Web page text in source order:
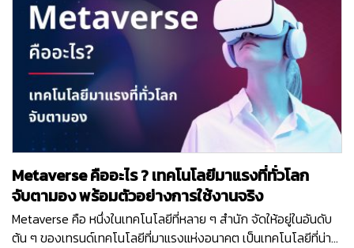
หลายแอพพลิเคชั่นที่นำ “AI” มาเป็นส่วนหนึ่งของเครื่องมือบน
แพลตฟอร์ม เช่น Adobe, Canva และ Notion เป็นต้น อีกทั้งแนว
โน้มของ AI ในอนาคต จะมีการปรับตัวเพื่อทำงานร่วมกับมนุษย์มาก
ขึ้น มีความแม่นยำมากขึ้น ประกอบกับการที่ข้อจำกัดในด้านฮาร์ดแวร์
ลดลง บวกกับเทคโนโลยีในปัจจุบันที่ทำให้การพัฒนา AI ทำได้ง่ายและ
รวดเร็วมากขึ้นนั้น จะทำให้ AI ยิ่งเป็นที่นิยมและเป็นเรื่องใกล้ตัวเรา
มากยิ่งขึ้น ดังนั้น การที่เรามารู้จัก AI คือ อะไร? และสามารถนำ AI
ไปปรับใช้งานในด้านใดได้บ้าง? ก็จะทำให้เราก้าวทันเทคโนโลยียุคใหม่
และถ้าหากใครที่เป็นเจ้าของธุรกิจ ก็สามารถก้าวไปสู่ความเป็นผู้นำได้
ไม่ยากด้วยความอัจฉริยะของ AI นั่นเอง AI คือ อะไร ? AI (Artificial
Intelligence) หรือปัญญาประดิษฐ์ AI คือ อัลกอริทึมและเทคโนโลยีที่
ที่ถูกออกแบบให้มีความสามารถในการทำงานใกล้เคียงกับมนุษย์ ซึ่ง
Metaverse คืออะไร ? เทคโนโลยีมาแรงที่ทั่วโลก
จับตามอง พร้อมตัวอย่างการใช้งานจริง
Metaverse คือ หนึ่งในเทคโนโลยีที่หลาย ๆ สำนัก จัดให้อยู่ในอันดับ
ต้น ๆ ของเทรนด์เทคโนโลยีที่มาแรงแห่งอนาคต เป็นเทคโนโลยีที่น่า